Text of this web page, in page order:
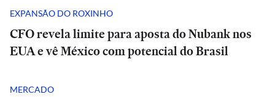
EXPANSÃO DO ROXINHO
CFO revela limite para aposta do Nubank nos
EUA e vê México com potencial do Brasil
MERCADO